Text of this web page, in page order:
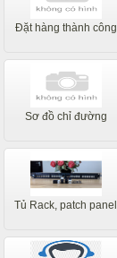
Đặt hàng thành công
Sơ đồ chỉ đường
Tủ Rack, patch panel